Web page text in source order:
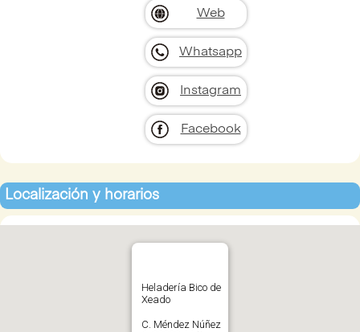
Web
Whatsapp
Instagram
Facebook
Localización y horarios
Heladería Bico de
Xeado
C. Méndez Núñez